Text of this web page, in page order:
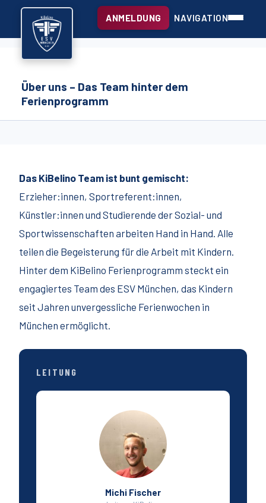
ANMELDUNG NAVIGATION
Über uns – Das Team hinter dem
Ferienprogramm
Das KiBelino Team ist bunt gemischt:
Erzieher:innen, Sportreferent:innen,
Künstler:innen und Studierende der Sozial- und
Sportwissenschaften arbeiten Hand in Hand. Alle
teilen die Begeisterung für die Arbeit mit Kindern.
Hinter dem KiBelino Ferienprogramm steckt ein
engagiertes Team des ESV München, das Kindern
seit Jahren unvergessliche Ferienwochen in
München ermöglicht.
LEITUNG
Michi Fischer